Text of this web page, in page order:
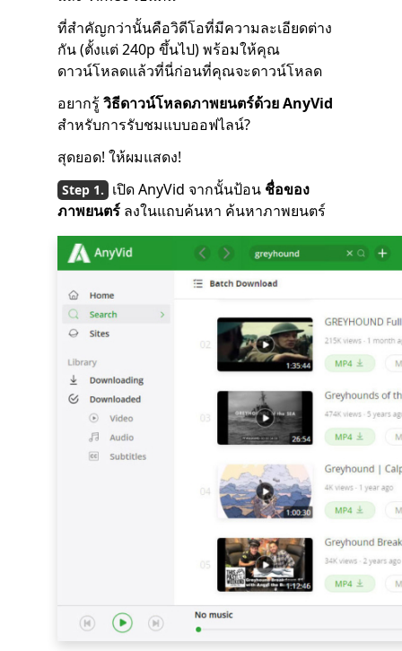
ที่สำคัญกว่านั้นคือวิดีโอที่มีความละเอียดต่าง
กัน (ตั้งแต่ 240p ขึ้นไป) พร้อมให้คุณ
ดาวน์โหลดแล้วที่นี่ก่อนที่คุณจะดาวน์โหลด
อยากรู้วิธีดาวน์โหลดภาพยนตร์ด้วย AnyVid
สำหรับการรับชมแบบออฟไลน์?
สุดยอด! ให้ผมแสดง!
เปิด AnyVid จากนั้นป้อน ชื่อของ
ภาพยนตร์ ลงในแถบค้นหา ค้นหาภาพยนตร์